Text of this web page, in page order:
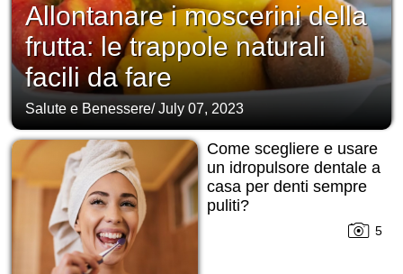
Allontanare i moscerini della
frutta: le trappole naturali
facili da fare
Salute e Benessere/July 07, 2023
Come scegliere e usare
un idropulsore dentale a
casa per denti sempre
puliti?
5